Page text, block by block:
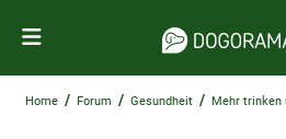
Home / Forum / Gesundheit / Mehr trinken